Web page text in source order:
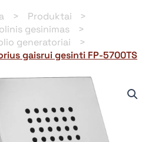
Produktai
gesinimas
generatoriai
gaisrui gesinti FP-5700TS